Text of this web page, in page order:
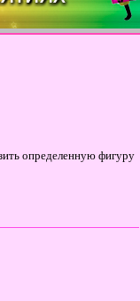
определенную фигуру